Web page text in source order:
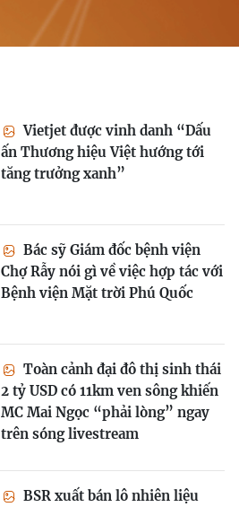
Vietjet được vinh danh “Dấu
ấn Thương hiệu Việt hướng tới
tăng trưởng xanh”
Bác sỹ Giám đốc bệnh viện
Chợ Rẫy nói gì về việc hợp tác với
Bệnh viện Mặt trời Phú Quốc
Toàn cảnh đại đô thị sinh thái
2 tỷ USD có 11km ven sông khiến
MC Mai Ngọc “phải lòng” ngay
trên sóng livestream
BSR xuất bán lô nhiên liệu